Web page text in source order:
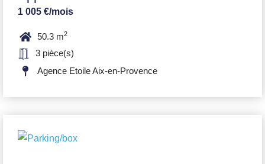
1 005 €/mois
50.3 m2
3 pièce(s)
Agence Etoile Aix-en-Provence